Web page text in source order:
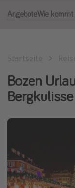
Japan Rundreise
Wellnessurlaub
Disneyland Paris
Roadtrips
Singlereisen
Strandurlaub
Gruppenreisen
AngeboteWie kommt
Bozen